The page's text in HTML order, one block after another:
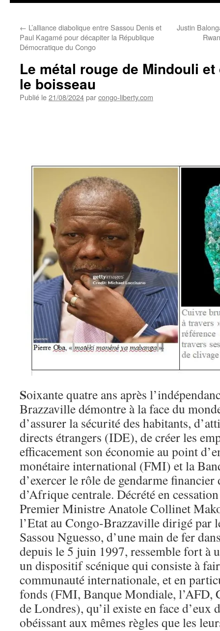
← L’alliance diabolique entre Sassou Denis et
Paul Kagamé pour décapiter la République
Démocratique du Congo
Justin
Le métal rouge de Mindouli
le boisseau
Publié le21/08/2024parcongo-liberty.com
Soixante quatre ans après
Brazzaville démontre à la face du
d’assurer la sécurité des habitants,
directs étrangers (IDE), de créer les
efficacement son économie au point
monétaire international (FMI) et la
d’exercer le rôle de gendarme
d’Afrique centrale. Décrété en
Premier Ministre Anatole Collinet
l’Etat au Congo-Brazzaville dirigé par
Sassou Nguesso, d’une main de fer
depuis le 5 juin 1997, ressemble fort à
un dispositif scénique qui consiste à
communauté internationale, et en
fonds (FMI, Banque Mondiale, l’AFD,
de Londres), qu’il existe en face d’eux
obéissant aux mêmes règles que les